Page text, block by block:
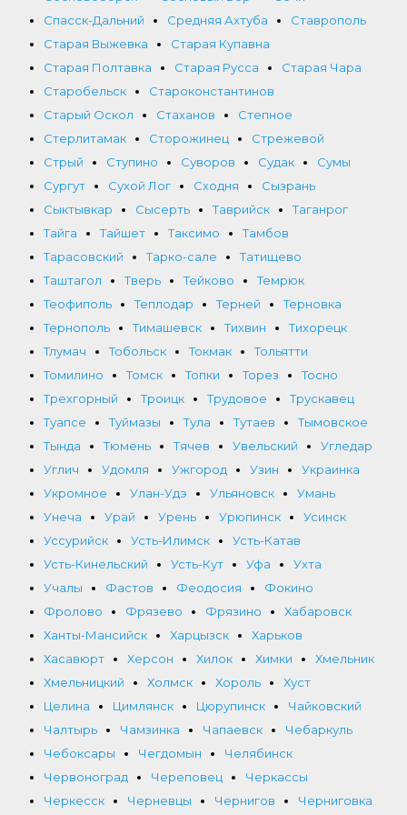
Спасск-Дальний
Средняя Ахтуба
Ставрополь
Старая Выжевка
Старая Купавна
Старая Полтавка
Старая Русса
Старая Чара
Старобельск
Староконстантинов
Старый Оскол
Стаханов
Степное
Стерлитамак
Сторожинец
Стрежевой
Стрый
Ступино Суворов Судак
Сумы
Сургут
Сухой Лог Сходня
Сызрань
Сыктывкар
Сысерть Таврийск
Таганрог
Тайга
Тайшет Таксимо
Тамбов
Тарасовский
Тарко-сале
Татищево
Таштагол
Тверь Тейково
Темрюк
Теофиполь
Теплодар Терней
Терновка
Тернополь
Тимашевск Тихвин
Тихорецк
Тлумач
Тобольск Токмак
Тольятти
Томилино
Томск Топки Торез
Тосно
Трехгорный
Троицк Трудовое
Трускавец
Туапсе
Туймазы Тула Тутаев
Тымовское
Тында
Тюмень Тячев Увельский
Угледар
Углич
Удомля Ужгород Узин
Украинка
Укромное
Улан-Удэ Ульяновск
Умань
Унеча
Урай Урень Урюпинск
Усинск
Уссурийск
Усть-Илимск
Усть-Катав
Усть-Кинельский
Усть-Кут Уфа
Ухта
Учалы
Фастов Феодосия
Фокино
Фролово
Фрязево Фрязино
Хабаровск
Ханты-Мансийск
Харцызск
Харьков
Хасавюрт
Херсон Хилок Химки
Хмельник
Хмельницкий
Холмск Хороль
Хуст
Целина
Цимлянск Цюрупинск
Чайковский
Чалтырь
Чамзинка Чапаевск
Чебаркуль
Чебоксары
Чегдомын
Челябинск
Червоноград
Череповец
Черкассы
Черкесск
Черневцы Чернигов
Черниговка